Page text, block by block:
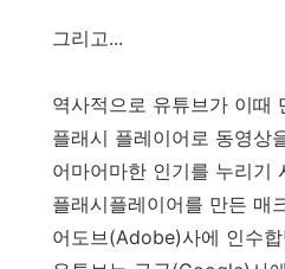
그리고...
역사적으로 유튜브가 이때
플래시 플레이어로 동영상
어마어마한 인기를 누리기
플래시플레이어를 만든 매
어도브(Adobe)사에 인수